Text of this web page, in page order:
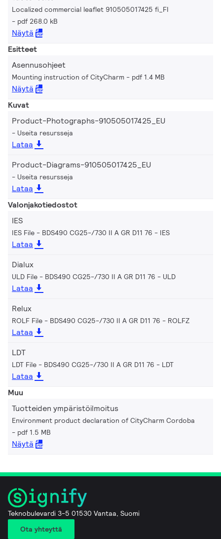
Localized commercial leaflet 910505017425 fi_FI
pdf 268.0 kB
Näytä
Esitteet
Asennusohjeet
Mounting instruction of CityCharm pdf 1.4 MB
Näytä
Kuvat
Product-Photographs-910505017425_EU
Useita resursseja
Lataa
Product-Diagrams-910505017425_EU
Useita resursseja
Lataa
Valonjakotiedostot
IES
IES File - BDS490 CG25-/730 II A GR D11 76 IES
Lataa
Dialux
ULD File - BDS490 CG25-/730 II A GR D11 76 ULD
Lataa
Relux
ROLF File - BDS490 CG25-/730 II A GR D11 76 ROLFZ
Lataa
LDT
LDT File - BDS490 CG25-/730 II A GR D11 76 LDT
Lataa
Muu
Tuotteiden ympäristöilmoitus
Environment product declaration of CityCharm Cordoba
pdf 1.5 MB
Näytä
Teknobulevardi 3-5 01530 Vantaa, Suomi
Ota yhteyttä